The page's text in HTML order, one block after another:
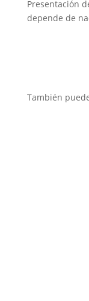
Presentación
depende de
También